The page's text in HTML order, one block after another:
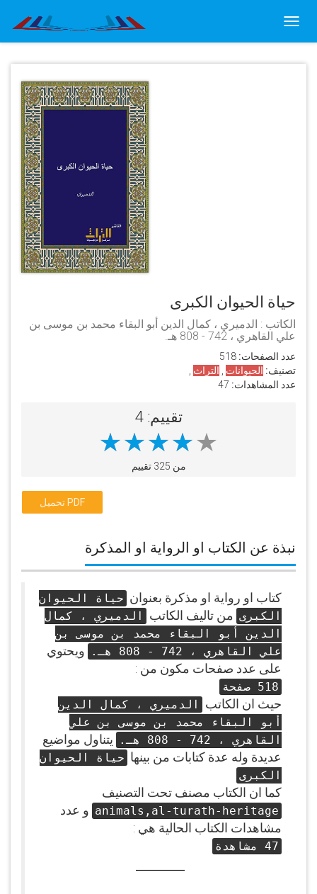
حياة الحيوان الكبرى
الكاتب : الدميري ، كمال الدين أبو البقاء محمد بن موسى بن
علي القاهري ، 742 - 808 هـ.
عدد الصفحات:
تصنيف: الحيوانات التراث
عدد المشاهدات:
تقييم: 4
من 325 تقييم
تحميل PDF
نبذة عن الكتاب او الرواية او المذكرة
كتاب او رواية او مذكرة بعنوان حياة الحيوان
الكبرى من تاليف الكاتب
الدميري ، كمال
الدين أبو البقاء محمد بن موسى بن
علي القاهري ، 742 - 808 هـ.
ويحتوي
على عدد صفحات مكون من :
518 صفحة
حيث ان الكاتب
الدميري ، كمال الدين
أبو البقاء محمد بن موسى بن علي
القاهري ، 742 - 808 هـ.
يتناول مواضيع
عديدة وله عدة كتابات من بينها حياة الحيوان
الكبرى
كما ان الكتاب مصنف تحت التصنيف
animals,al-turath-heritage و عدد
مشاهدات الكتاب الحالية هي :
47 مشاهدة